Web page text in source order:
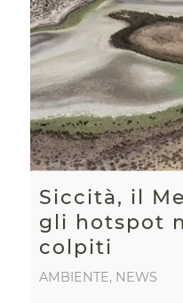
Siccità, il
gli hotspot
colpiti
AMBIENTE, NEWS